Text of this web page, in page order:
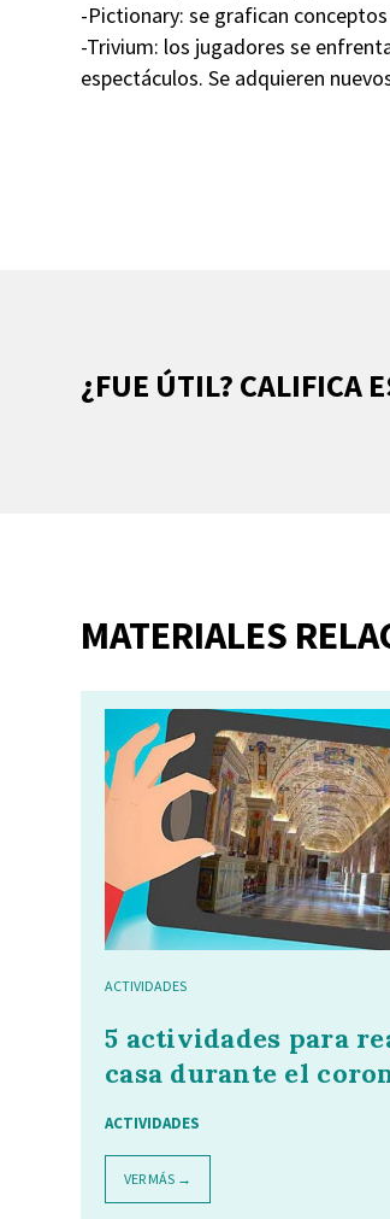
-Pictionary: se grafican
-Trivium: los jugadores se
espectáculos. Se adquieren
¿FUE ÚTIL? CALIFICA
MATERIALES
ACTIVIDADES
5 actividades para
casa durante el
ACTIVIDADES
VER MÁS →